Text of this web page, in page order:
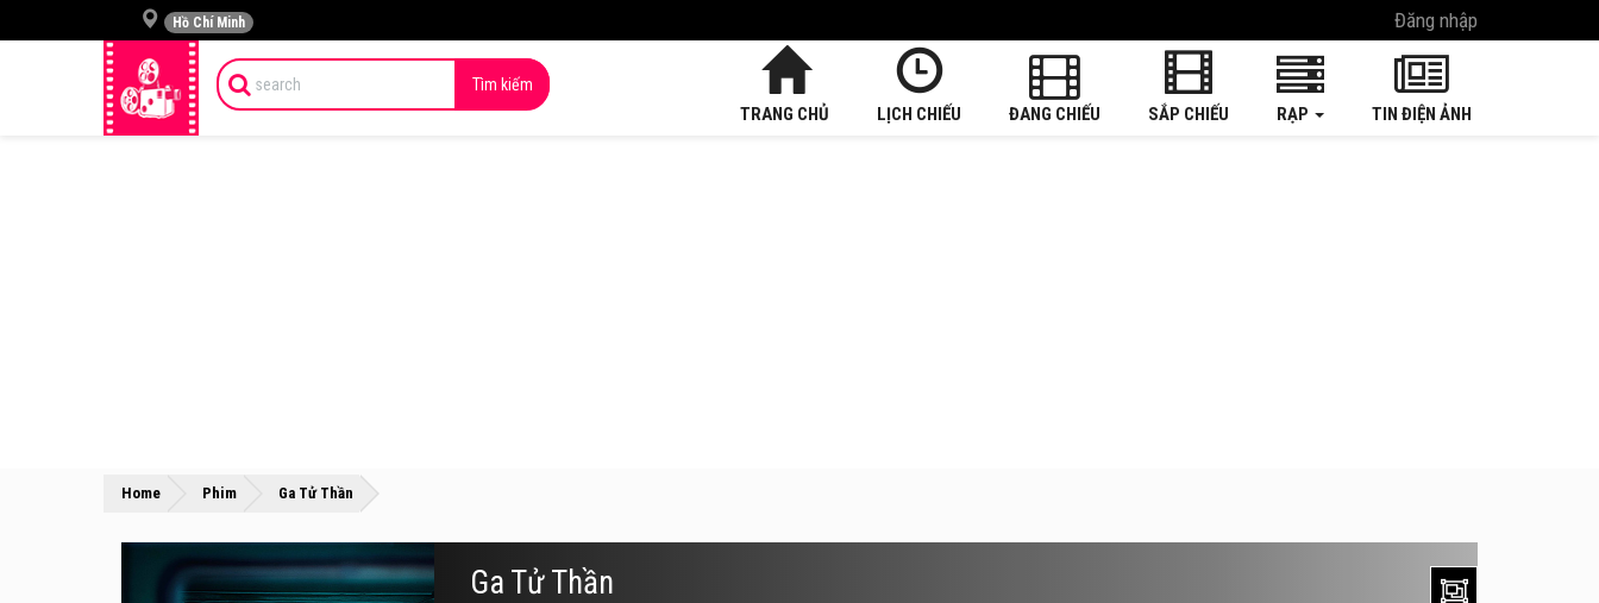
Hồ Chí Minh Đăng nhập
Tìm kiếm
TRANG CHỦ LỊCH CHIẾU ĐANG CHIẾU SẮP CHIẾU RẠP TIN ĐIỆN ẢNH
Home »
Phim »
Ga Tử Thần
Ga Tử Thần